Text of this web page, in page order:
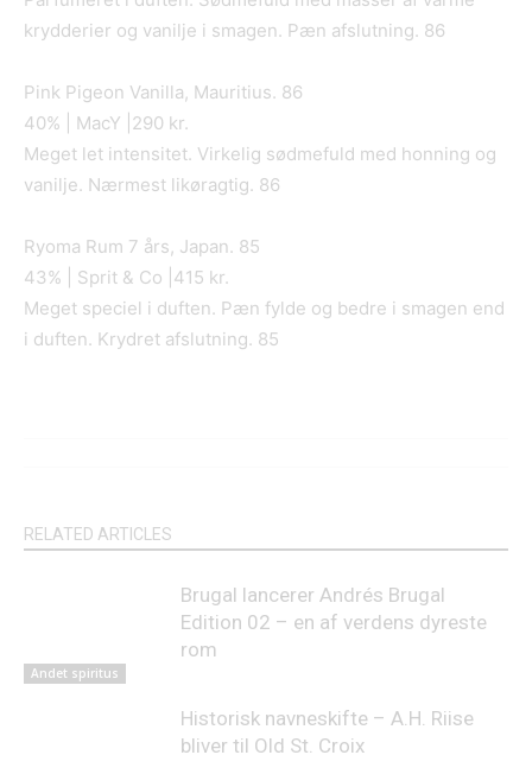
krydderier og vanilje i smagen. Pæn afslutning. 86
Pink Pigeon Vanilla, Mauritius. 86
40% | MacY |290 kr.
Meget let intensitet. Virkelig sødmefuld med honning og
vanilje. Nærmest likøragtig. 86
Ryoma Rum 7 års, Japan. 85
43% | Sprit & Co |415 kr.
Meget speciel i duften. Pæn fylde og bedre i smagen end
i duften. Krydret afslutning. 85
RELATED ARTICLES
Andet spiritus
Brugal lancerer Andrés Brugal
Edition 02 – en af verdens dyreste
rom
Historisk navneskifte – A.H. Riise
bliver til Old St. Croix